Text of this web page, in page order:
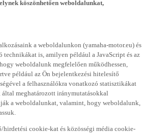
köszönhetően weboldalunkat,
a weboldalunkon (yamaha-motor.eu) és
is, amilyen például a JavaScript és az
weboldalunk megfelelően működhessen,
például az Ön bejelentkezési hitelesítő
a felhasználókra vonatkozó statisztikákat
meghatározott iránymutatásokkal
a weboldalunkat, valamint, hogy weboldalunk,
cookie-kat és közösségi média cookie-